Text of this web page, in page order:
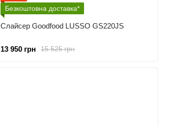
Безкоштовна доставка*
Слайсер Goodfood LUSSO GS220JS
15 525 грн
13 950 грн